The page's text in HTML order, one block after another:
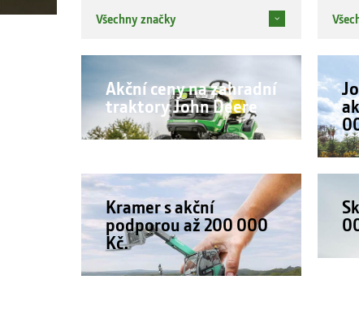
Všechny značky
Akční ceny na zahradní
traktory John Deere
Kramer s akční
podporou až 200 000
Kč.